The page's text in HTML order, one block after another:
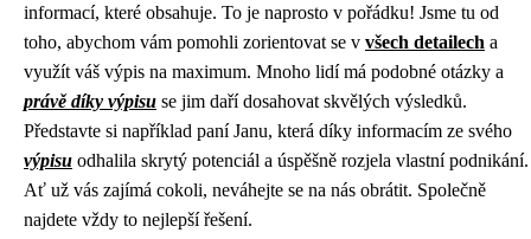
informací, které obsahuje. To je naprosto v pořádku! Jsme tu od
toho, abychom vám pomohli zorientovat se v všech detailech a
využít váš výpis na maximum. Mnoho lidí má podobné otázky a
právě díky výpisu se jim daří dosahovat skvělých výsledků.
Představte si například paní Janu, která díky informacím ze svého
výpisu odhalila skrytý potenciál a úspěšně rozjela vlastní podnikání.
Ať už vás zajímá cokoli, neváhejte se na nás obrátit. Společně
najdete vždy to nejlepší řešení.